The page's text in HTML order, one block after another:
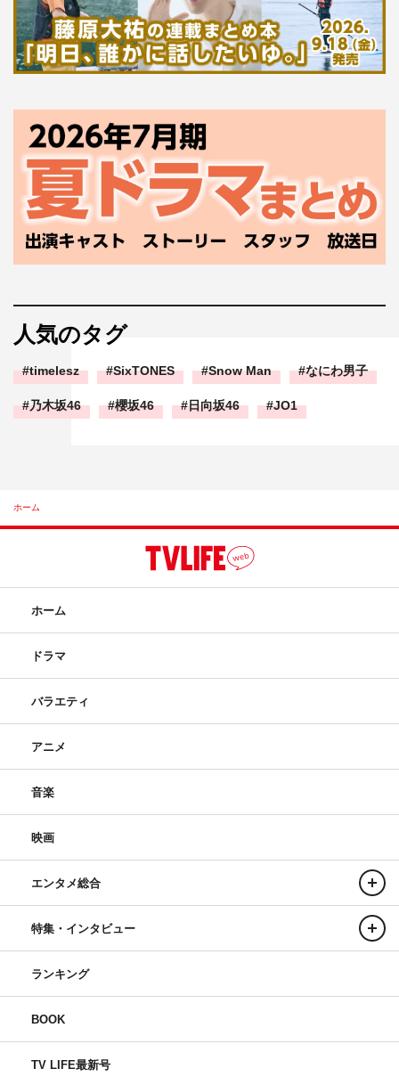
人気のタグ
timelesz SixTONES Snow Man なにわ男子
乃木坂46 櫻坂46 日向坂46 JO1
ホーム
ホーム
ドラマ
バラエティ
アニメ
音楽
映画
エンタメ総合
特集・インタビュー
ランキング
BOOK
TV LIFE最新号